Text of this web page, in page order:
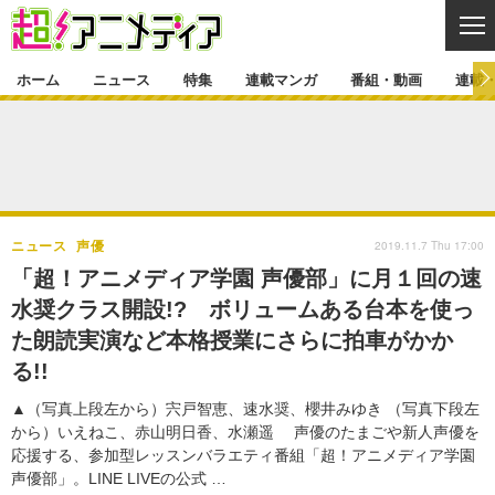
ゲーム・アプリ マンガ
グッズ イベント
声優 コスプレ
特集一覧 カバー
ラキりす
連載マンガ
連載一覧
番組・動画
番組・動画一覧 ラジオ
動画
連載・ブログ
連載・ブログ一覧 コラム
編集部ブログ・お知らせ
ホーム ニュース 特集 連載マンガ 番組・動画 連載
「超！アニメディア学園 声優部」に月１回の速
水奨クラス開設!? ボリュームある台本を使っ
た朗読実演など本格授業にさらに拍車がかか
る!!
▲（写真上段左から）宍戸智恵、速水奨、櫻井みゆき （写真下段左
から）いえねこ、赤山明日香、水瀬遥 声優のたまごや新人声優を
応援する、参加型レッスンバラエティ番組「超！アニメディア学園
声優部」。LINE LIVEの公式 …
ニュース 声優 2019.11.7 Thu 17:00